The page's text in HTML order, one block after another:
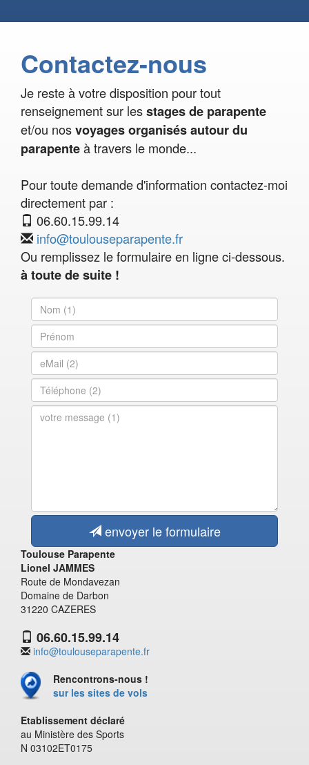
Contactez-nous
Je reste à votre disposition pour tout
renseignement sur lesstages de parapente
et/ou nosvoyages organisés autour du
parapenteà travers le monde...
Pour toute demande d'information contactez-moi
directement par :
06.60.15.99.14
info@toulouseparapente.fr
Ou remplissez le formulaire en ligne ci-dessous.
à toute de suite !
envoyer le formulaire
Toulouse Parapente
Lionel JAMMES
Route de Mondavezan
Domaine de Darbon
31220 CAZERES
06.60.15.99.14
info@toulouseparapente.fr
Rencontrons-nous !
sur les sites de vols
Etablissement déclaré
au Ministère des Sports
N 03102ET0175